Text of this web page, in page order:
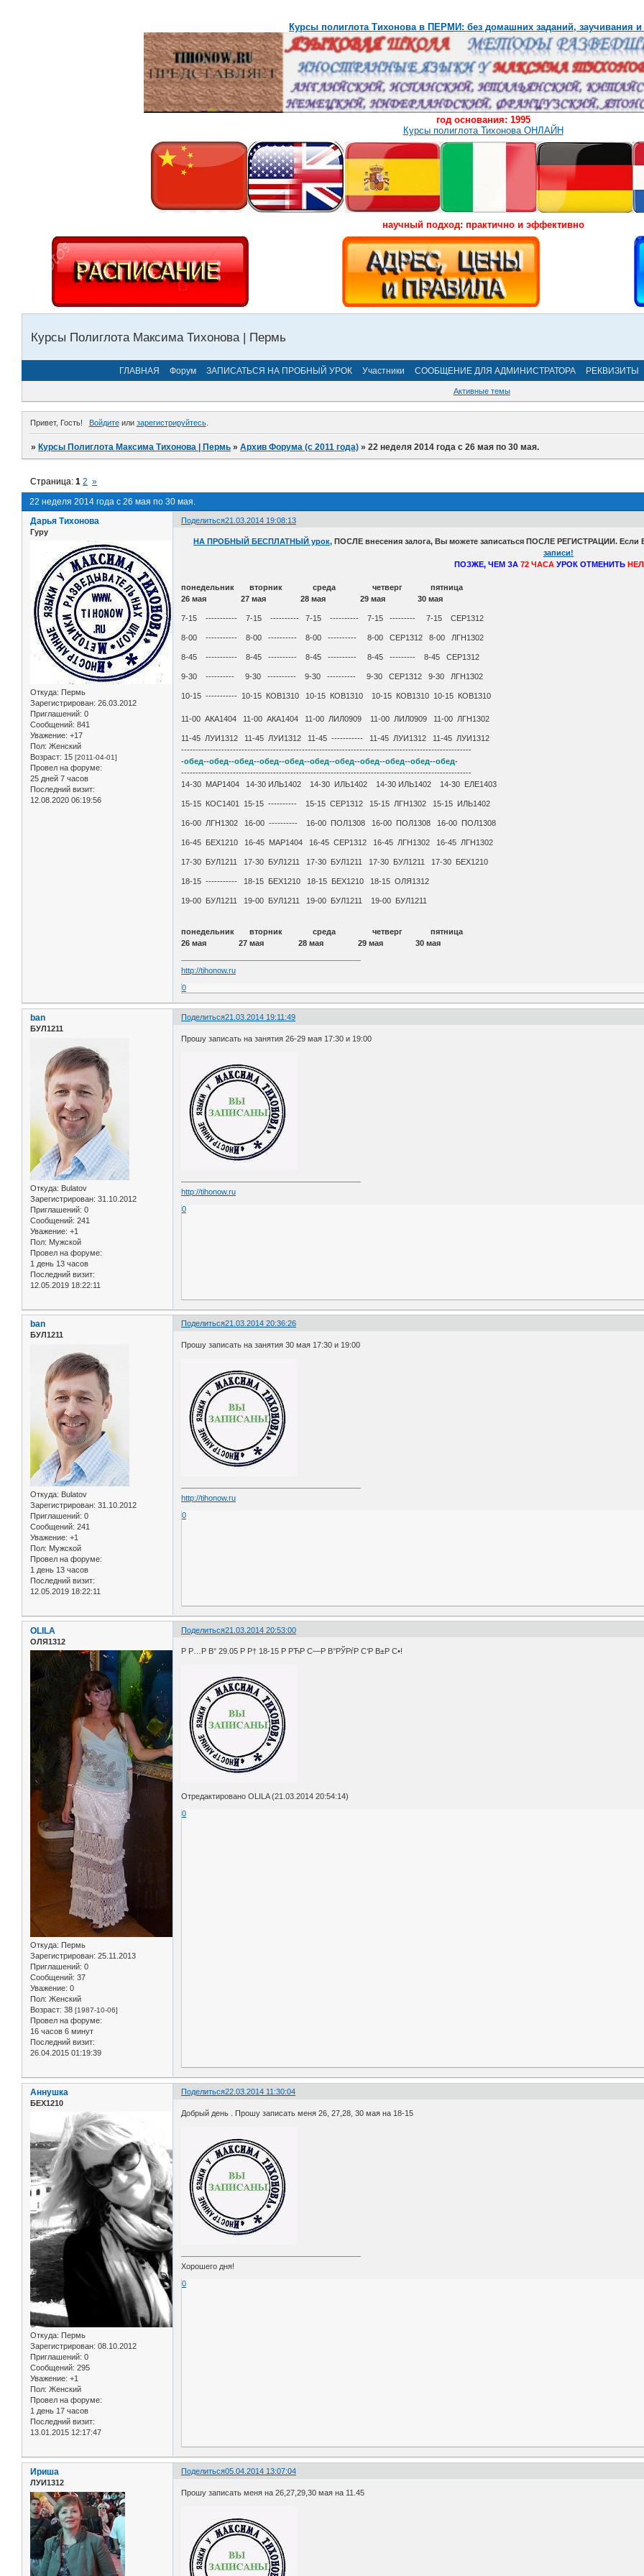
Курсы полиглота Тихонова в ПЕРМИ: без домашних заданий, заучивания и
год основания: 1995
Курсы полиглота Тихонова ОНЛАЙН
научный подход: практично и эффективно
Курсы Полиглота Максима Тихонова | Пермь
ГЛАВНАЯ Форум ЗАПИСАТЬСЯ НА ПРОБНЫЙ УРОК Участники СООБЩЕНИЕ ДЛЯ АДМИНИСТРАТОРА РЕКВИЗИТЫ
Активные темы
Привет, Гость! Войдитеили зарегистрируйтесь.
»Курсы Полиглота Максима Тихонова | Пермь »Архив Форума (с 2011 года) »22 неделя 2014 года с 26 мая по 30 мая.
22 неделя 2014 года с 26 мая по 30 мая.
Страница:1 2 »
Поделиться21.03.2014 19:08:13
Дарья Тихонова
Гуру
Откуда: Пермь
Зарегистрирован: 26.03.2012
Приглашений: 0
Сообщений: 841
Уважение: +17
Пол: Женский
Возраст: 15 [2011-04-01]
Провел на форуме:
25 дней 7 часов
Последний визит:
12.08.2020 06:19:56
НА ПРОБНЫЙ БЕСПЛАТНЫЙ урок, ПОСЛЕ внесения залога, Вы можете записаться ПОСЛЕ РЕГИСТРАЦИИ. Если
записи!
ПОЗЖЕ, ЧЕМ ЗА 72 ЧАСАУРОК ОТМЕНИТЬ
понедельник вторник среда четверг пятница
26 мая 27 мая 28 мая 29 мая 30 мая
7-15 ----------- 7-15 ---------- 7-15 ---------- 7-15 --------- 7-15 СЕР1312
8-00 ----------- 8-00 ---------- 8-00 ---------- 8-00 СЕР1312 8-00 ЛГН1302
8-45 ----------- 8-45 ---------- 8-45 ---------- 8-45 --------- 8-45 СЕР1312
9-30 ---------- 9-30 ---------- 9-30 ---------- 9-30 СЕР1312 9-30 ЛГН1302
10-15 ----------- 10-15 КОВ1310 10-15 КОВ1310 10-15 КОВ1310 10-15 КОВ1310
11-00 АКА1404 11-00 АКА1404 11-00 ЛИЛ0909 11-00 ЛИЛ0909 11-00 ЛГН1302
11-45 ЛУИ1312 11-45 ЛУИ1312 11-45 ----------- 11-45 ЛУИ1312 11-45 ЛУИ1312
-----------------------------------------------------------------------------------------------------
-обед--обед--обед--обед--обед--обед--обед--обед--обед--обед--обед-
-----------------------------------------------------------------------------------------------------
14-30 МАР1404 14-30 ИЛЬ1402 14-30 ИЛЬ1402 14-30 ИЛЬ1402 14-30 ЕЛE1403
15-15 КОС1401 15-15 ---------- 15-15 СЕР1312 15-15 ЛГН1302 15-15 ИЛЬ1402
16-00 ЛГН1302 16-00 ---------- 16-00 ПОЛ1308 16-00 ПОЛ1308 16-00 ПОЛ1308
16-45 БЕХ1210 16-45 МАР1404 16-45 СЕР1312 16-45 ЛГН1302 16-45 ЛГН1302
17-30 БУЛ1211 17-30 БУЛ1211 17-30 БУЛ1211 17-30 БУЛ1211 17-30 БЕХ1210
18-15 ----------- 18-15 БЕХ1210 18-15 БЕХ1210 18-15 ОЛЯ1312
19-00 БУЛ1211 19-00 БУЛ1211 19-00 БУЛ1211 19-00 БУЛ1211
понедельник вторник среда четверг пятница
26 мая 27 мая 28 мая 29 мая 30 мая
http://tihonow.ru
0
Поделиться21.03.2014 19:11:49
ban
БУЛ1211
Откуда: Bulatov
Зарегистрирован: 31.10.2012
Приглашений: 0
Сообщений: 241
Уважение: +1
Пол: Мужской
Провел на форуме:
1 день 13 часов
Последний визит:
12.05.2019 18:22:11
Прошу записать на занятия 26-29 мая 17:30 и 19:00
http://tihonow.ru
0
Поделиться21.03.2014 20:36:26
ban
БУЛ1211
Откуда: Bulatov
Зарегистрирован: 31.10.2012
Приглашений: 0
Сообщений: 241
Уважение: +1
Пол: Мужской
Провел на форуме:
1 день 13 часов
Последний визит:
12.05.2019 18:22:11
Прошу записать на занятия 30 мая 17:30 и 19:00
http://tihonow.ru
0
Поделиться21.03.2014 20:53:00
OLILA
ОЛЯ1312
Откуда: Пермь
Зарегистрирован: 25.11.2013
Приглашений: 0
Сообщений: 37
Уважение: 0
Пол: Женский
Возраст: 38 [1987-10-06]
Провел на форуме:
16 часов 6 минут
Последний визит:
26.04.2015 01:19:39
Р Р…Р В° 29.05 Р Р† 18-15 Р РЋР С—Р В°РЎРѓР С‘Р В±Р С•!
Отредактировано OLILA (21.03.2014 20:54:14)
0
Поделиться22.03.2014 11:30:04
Аннушка
БЕХ1210
Откуда: Пермь
Зарегистрирован: 08.10.2012
Приглашений: 0
Сообщений: 295
Уважение: +1
Пол: Женский
Провел на форуме:
1 день 17 часов
Последний визит:
13.01.2015 12:17:47
Добрый день . Прошу записать меня 26, 27,28, 30 мая на 18-15
Хорошего дня!
0
Поделиться05.04.2014 13:07:04
Ириша
ЛУИ1312
Прошу записать меня на 26,27,29,30 мая на 11.45